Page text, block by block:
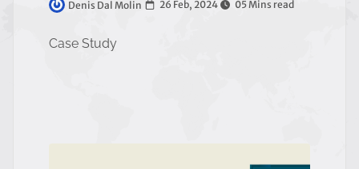
Denis Dal Molin 26 Feb, 2024 05 Mins read
Case Study